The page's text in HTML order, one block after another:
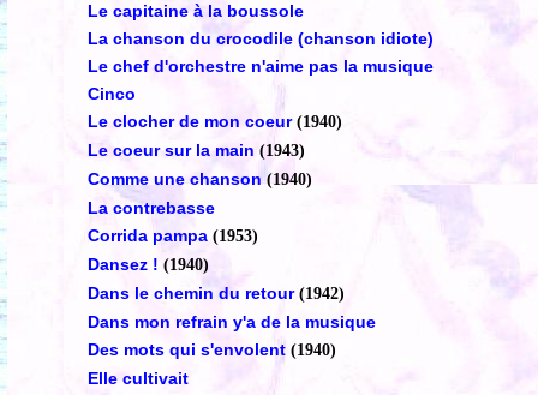
Le capitaine à la boussole
La chanson du crocodile (chanson idiote)
Le chef d'orchestre n'aime pas la musique
Cinco
Le clocher de mon coeur (1940)
Le coeur sur la main (1943)
Comme une chanson(1940)
La contrebasse
Corrida pampa (1953)
Dansez ! (1940)
Dans le chemin du retour (1942)
Dans mon refrain y'a de la musique
Des mots qui s'envolent (1940)
Elle cultivait